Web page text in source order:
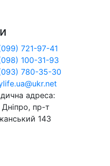
721-97-41
100-31-93
780-35-30
адреса:
Дніпро, пр-т
143